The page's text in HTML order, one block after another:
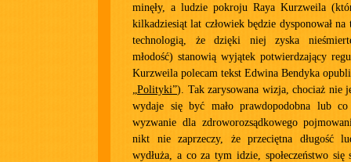
minęły, a ludzie pokroju Raya Kurzweila
kilkadziesiąt lat człowiek będzie dysponował na
technologią, że dzięki niej zyska
młodość) stanowią wyjątek potwierdzający
Kurzweila polecam tekst Edwina Bendyka
„Polityki”). Tak zarysowana wizja, chociaż nie
wydaje się być mało prawdopodobna lub
wyzwanie dla zdroworozsądkowego
nikt nie zaprzeczy, że przeciętna długość
wydłuża, a co za tym idzie, społeczeństwo się